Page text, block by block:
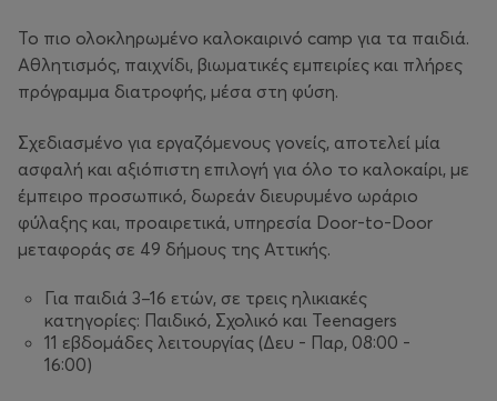
Το πιο ολοκληρωμένο καλοκαιρινό camp για τα παιδιά.
Αθλητισμός, παιχνίδι, βιωματικές εμπειρίες και πλήρες
πρόγραμμα διατροφής, μέσα στη φύση.
Σχεδιασμένο για εργαζόμενους γονείς, αποτελεί μία
ασφαλή και αξιόπιστη επιλογή για όλο το καλοκαίρι, με
έμπειρο προσωπικό, δωρεάν διευρυμένο ωράριο
φύλαξης και, προαιρετικά, υπηρεσία Door-to-Door
μεταφοράς σε 49 δήμους της Αττικής.
Για παιδιά 3–16 ετών, σε τρεις ηλικιακές
κατηγορίες: Παιδικό, Σχολικό και Teenagers
11 εβδομάδες λειτουργίας (Δευ - Παρ, 08:00 -
16:00)